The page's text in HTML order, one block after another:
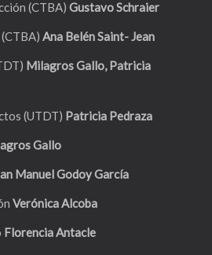
(CTBA) Gustavo Schraier
Ana Belén Saint- Jean
Milagros Gallo, Patricia
(UTDT) Patricia Pedraza
Gallo
Manuel Godoy García
Verónica Alcoba
Florencia Antacle